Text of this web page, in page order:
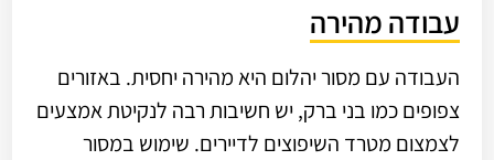
עבודה מהירה
העבודה עם מסור יהלום היא מהירה יחסית. באזורים
צפופים כמו בני ברק, יש חשיבות רבה לנקיטת אמצעים
לצמצום מטרד השיפוצים לדיירים. שימוש במסור